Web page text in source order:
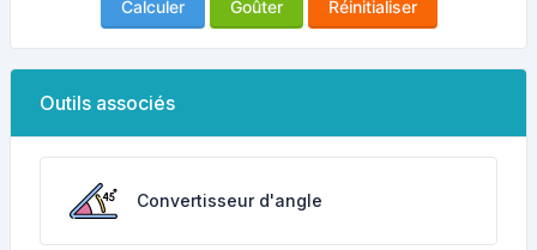
Calculer Goûter Réinitialiser
Outils associés
Convertisseur d'angle